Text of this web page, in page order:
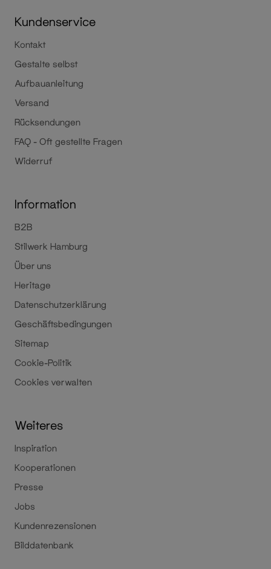
Kundenservice
Kontakt
Gestalte selbst
Aufbauanleitung
Versand
Rücksendungen
FAQ - Oft gestellte Fragen
Widerruf
Information
B2B
Stilwerk Hamburg
Über uns
Heritage
Datenschutzerklärung
Geschäftsbedingungen
Sitemap
Cookie-Politik
Cookies verwalten
Weiteres
Inspiration
Kooperationen
Presse
Jobs
Kundenrezensionen
Bilddatenbank